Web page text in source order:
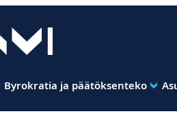
Byrokratia ja päätöksenteko